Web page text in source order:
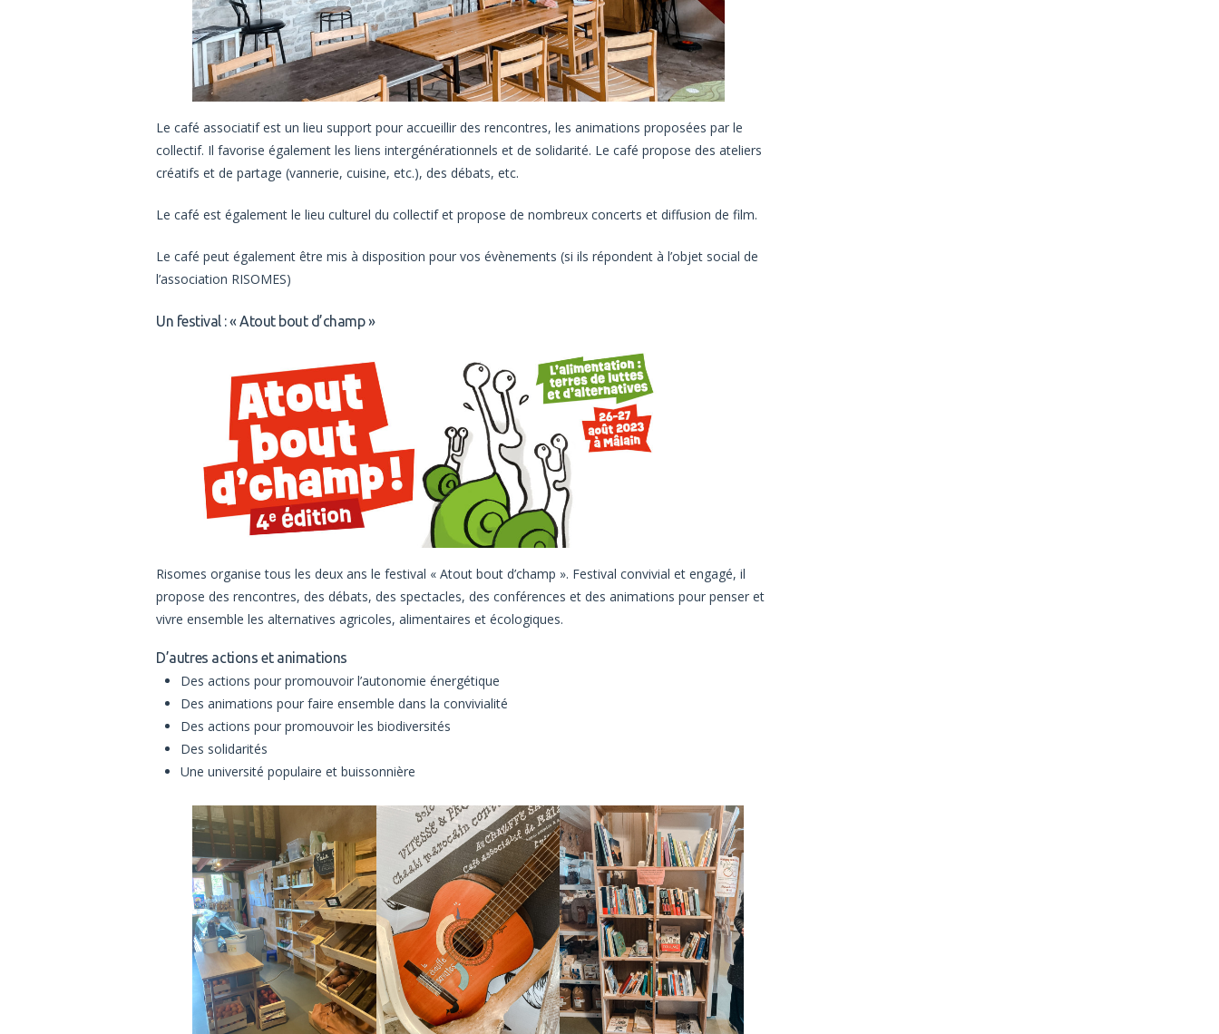
Le café associatif est un lieu support pour accueillir des rencontres, les animations proposées par le
collectif. Il favorise également les liens intergénérationnels et de solidarité. Le café propose des ateliers
créatifs et de partage (vannerie, cuisine, etc.), des débats, etc.
Le café est également le lieu culturel du collectif et propose de nombreux concerts et diffusion de film.
Le café peut également être mis à disposition pour vos évènements (si ils répondent à l’objet social de
l’association RISOMES)
Un festival : « Atout bout d’champ »
Risomes organise tous les deux ans le festival « Atout bout d’champ ». Festival convivial et engagé, il
propose des rencontres, des débats, des spectacles, des conférences et des animations pour penser et
vivre ensemble les alternatives agricoles, alimentaires et écologiques.
D’autres actions et animations
Des actions pour promouvoir l’autonomie énergétique
Des animations pour faire ensemble dans la convivialité
Des actions pour promouvoir les biodiversités
Des solidarités
Une université populaire et buissonnière